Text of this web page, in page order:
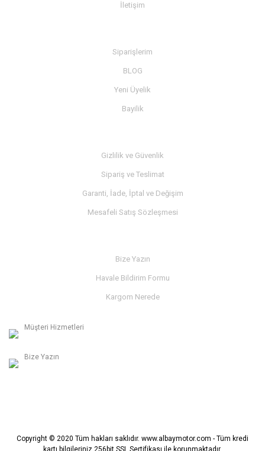
İletişim
Siparişlerim
BLOG
Yeni Üyelik
Bayilik
Gizlilik ve Güvenlik
Sipariş ve Teslimat
Garanti, İade, İptal ve Değişim
Mesafeli Satış Sözleşmesi
Bize Yazın
Havale Bildirim Formu
Kargom Nerede
Müşteri Hizmetleri
Bize Yazın
Copyright © 2020 Tüm hakları saklıdır. www.albaymotor.com - Tüm kredi
kartı bilgileriniz 256bit SSL Sertifikası ile korunmaktadır.